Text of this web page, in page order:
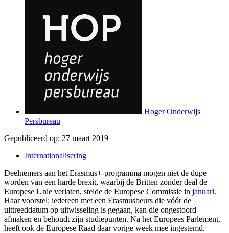
Hoger Onderwijs
Persbureau
Gepubliceerd op: 27 maart 2019
Internationalisering
Deelnemers aan het Erasmus+-programma mogen niet de dupe
worden van een harde brexit, waarbij de Britten zonder deal de
Europese Unie verlaten, stelde de Europese Commissie in januari.
Haar voorstel: iedereen met een Erasmusbeurs die vóór de
uittreeddatum op uitwisseling is gegaan, kan die ongestoord
afmaken en behoudt zijn studiepunten. Na het Europees Parlement,
heeft ook de Europese Raad daar vorige week mee ingestemd.